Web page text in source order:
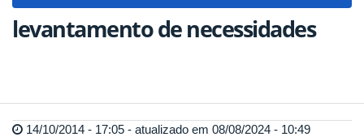
levantamento de necessidades
14/10/2014 - 17:05 - atualizado em 08/08/2024 - 10:49